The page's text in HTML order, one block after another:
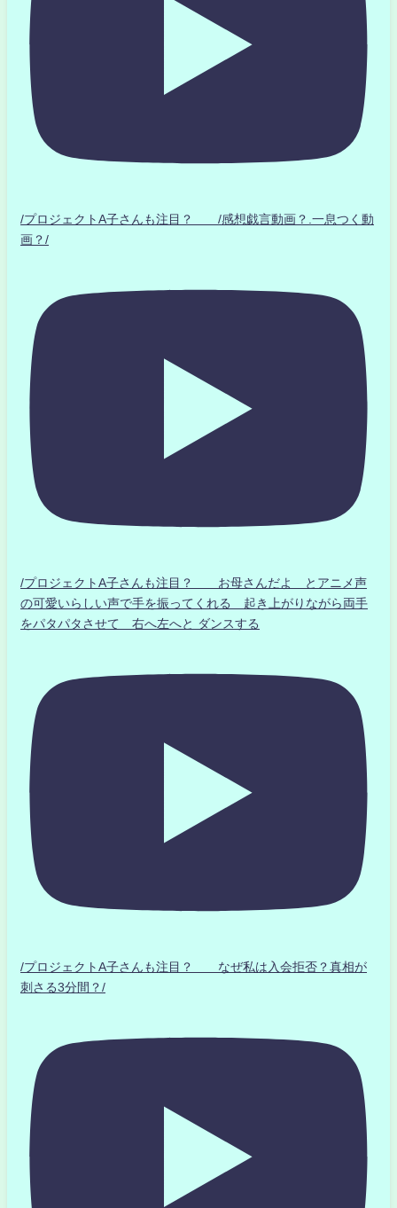
/プロジェクトA子さんも注目？ /感想戯言動画？.一息つく動
画？/
/プロジェクトA子さんも注目？ お母さんだよ とアニメ声
の可愛いらしい声で手を振ってくれる 起き上がりながら両手
をパタパタさせて 右へ左へと ダンスする
/プロジェクトA子さんも注目？ なぜ私は入会拒否？真相が
刺さる3分間？/